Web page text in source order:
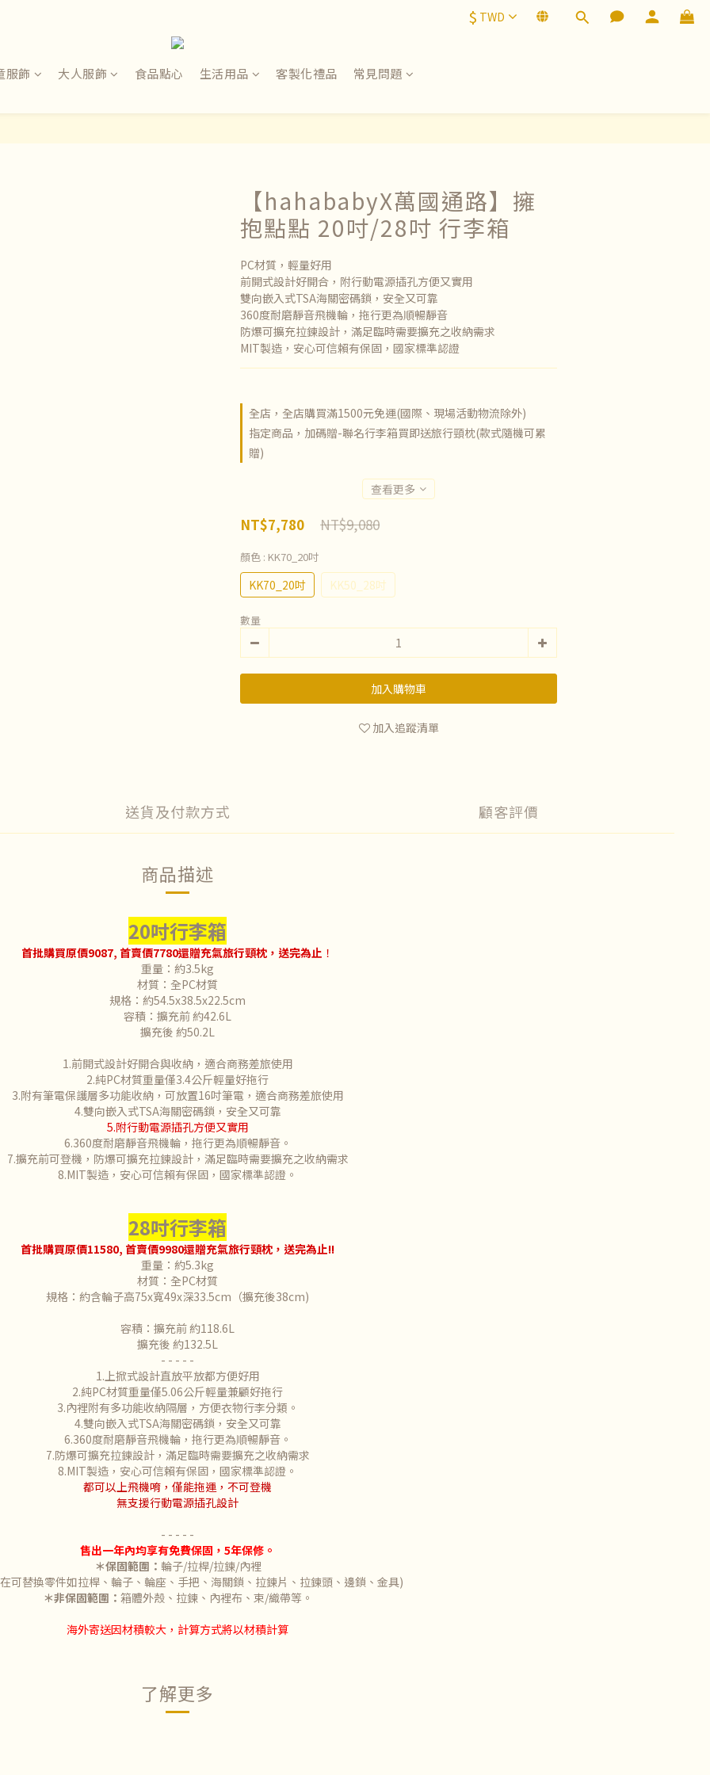
$ TWD
服飾 大人服飾 食品點心 生活用品 客製化禮品 常見問題
【hahababyX萬國通路】擁
抱點點 20吋/28吋 行李箱
PC材質，輕量好用
前開式設計好開合，附行動電源插孔方便又實用
雙向嵌入式TSA海關密碼鎖，安全又可靠
360度耐磨靜音飛機輪，拖行更為順暢靜音
防爆可擴充拉鍊設計，滿足臨時需要擴充之收納需求
MIT製造，安心可信賴有保固，國家標準認證
全店，全店購買滿1500元免運(國際、現場活動物流除外)
指定商品，加碼贈-聯名行李箱買即送旅行頸枕(款式隨機可累
贈)
查看更多
NT$9,080
NT$7,780
顏色 : KK70_20吋
KK70_20吋 KK50_28吋
數量
加入購物車
加入追蹤清單
送貨及付款方式 顧客評價
商品描述
20吋行李箱
首批購買原價9087, 首賣價7780還贈充氣旅行頸枕，送完為止 ！
重量：約3.5kg
材質：全PC材質
規格：約54.5x38.5x22.5cm
容積：擴充前 約42.6L
擴充後 約50.2L
1.前開式設計好開合與收納，適合商務差旅使用
2.純PC材質重量僅3.4公斤輕量好拖行
3.附有筆電保護層多功能收納，可放置16吋筆電，適合商務差旅使用
4.雙向嵌入式TSA海關密碼鎖，安全又可靠
5.附行動電源插孔方便又實用
6.360度耐磨靜音飛機輪，拖行更為順暢靜音。
7.擴充前可登機，防爆可擴充拉鍊設計，滿足臨時需要擴充之收納需求
8.MIT製造，安心可信賴有保固，國家標準認證。
28吋行李箱
首批購買原價11580, 首賣價9980還贈充氣旅行頸枕 ，送完為止!!
重量：約5.3kg
材質：全PC材質
規格：約含輪子高75x寬49x深33.5cm（擴充後38cm)
容積：擴充前 約118.6L
擴充後 約132.5L
- - - - -
1.上掀式設計直放平放都方便好用
2.純PC材質重量僅5.06公斤輕量兼顧好拖行
3.內裡附有多功能收納隔層，方便衣物行李分類。
4.雙向嵌入式TSA海關密碼鎖，安全又可靠
6.360度耐磨靜音飛機輪，拖行更為順暢靜音。
7.防爆可擴充拉鍊設計，滿足臨時需要擴充之收納需求
8.MIT製造，安心可信賴有保固，國家標準認證。
都可以上飛機唷， 僅能拖運，不可登機
無支援行動電源插孔設計
- - - - -
售出一年內均享有免費保固，5年保修。
＊保固範圍： 輪子/拉桿/拉鍊/內裡
可替換零件如拉桿、輪子、 輪座、手把、海關鎖、拉鍊片、拉鍊頭、邊鎖、金具)
＊非保固範圍： 箱體外殼、拉鍊、內裡布、束/織帶等。
海外寄送因材積較大，計算方式將以材積計算
了解更多